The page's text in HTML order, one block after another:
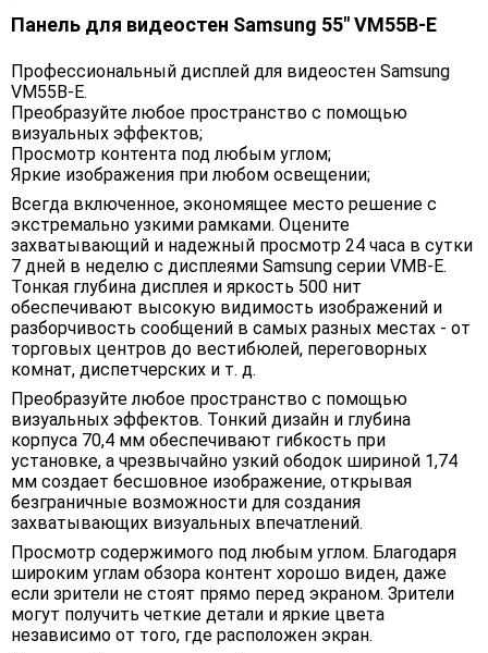
Панель для видеостен Samsung 55" VM55B-E
Профессиональный дисплей для видеостен Samsung
VM55B-E.
Преобразуйте любое пространство с помощью
визуальных эффектов;
Просмотр контента под любым углом;
Яркие изображения при любом освещении;
Всегда включенное, экономящее место решение с
экстремально узкими рамками. Оцените
захватывающий и надежный просмотр 24 часа в сутки
7 дней в неделю с дисплеями Samsung серии VMB-E.
Тонкая глубина дисплея и яркость 500 нит
обеспечивают высокую видимость изображений и
разборчивость сообщений в самых разных местах - от
торговых центров до вестибюлей, переговорных
комнат, диспетчерских и т. д.
Преобразуйте любое пространство с помощью
визуальных эффектов. Тонкий дизайн и глубина
корпуса 70,4 мм обеспечивают гибкость при
установке, а чрезвычайно узкий ободок шириной 1,74
мм создает бесшовное изображение, открывая
безграничные возможности для создания
захватывающих визуальных впечатлений.
Просмотр содержимого под любым углом. Благодаря
широким углам обзора контент хорошо виден, даже
если зрители не стоят прямо перед экраном. Зрители
могут получить четкие детали и яркие цвета
независимо от того, где расположен экран.